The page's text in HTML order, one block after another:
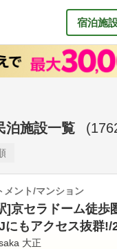
宿泊施
泊施設一覧 (
メント/マンション
]京セラドーム徒歩
にもアクセス抜群!/
大正